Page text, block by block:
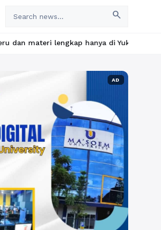
search
hanya di YukBelajar.com. Mulai
AD